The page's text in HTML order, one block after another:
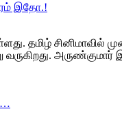
இதோ.!
தமிழ் சினிமாவில்
வருகிறது.